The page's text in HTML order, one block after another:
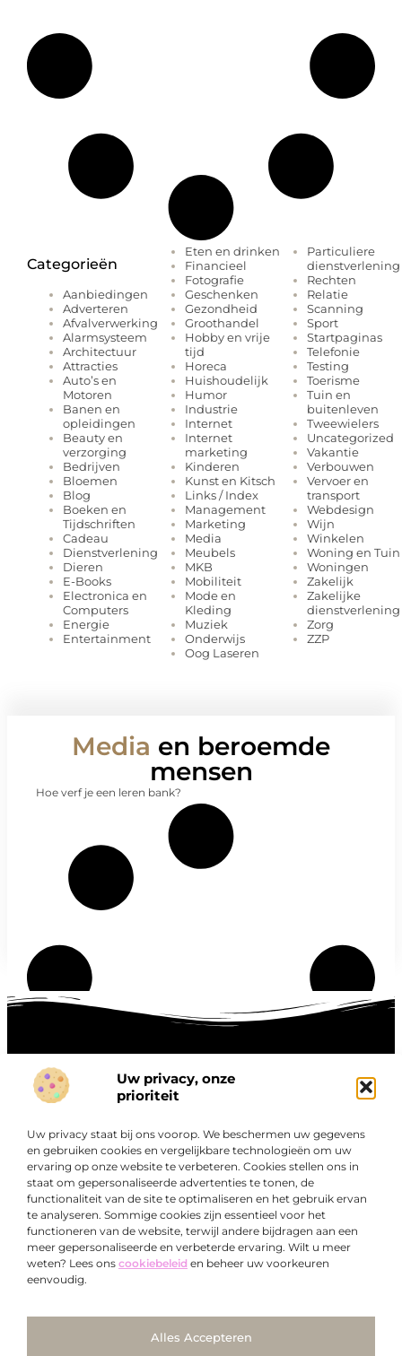
Uw privacy, onze
prioriteit
Uw privacy staat bij ons voorop. We beschermen uw gegevens
en gebruiken cookies en vergelijkbare technologieën om uw
ervaring op onze website te verbeteren. Cookies stellen ons in
staat om gepersonaliseerde advertenties te tonen, de
functionaliteit van de site te optimaliseren en het gebruik ervan
te analyseren. Sommige cookies zijn essentieel voor het
functioneren van de website, terwijl andere bijdragen aan een
meer gepersonaliseerde en verbeterde ervaring. Wilt u meer
weten? Lees ons cookiebeleid en beheer uw voorkeuren
eenvoudig.
Alles Accepteren
Categorieën
Aanbiedingen
Adverteren
Afvalverwerking
Alarmsysteem
Architectuur
Attracties
Auto’s en
Motoren
Banen en
opleidingen
Beauty en
verzorging
Bedrijven
Bloemen
Blog
Boeken en
Tijdschriften
Cadeau
Dienstverlening
Dieren
E-Books
Electronica en
Computers
Energie
Entertainment
Eten en drinken
Financieel
Fotografie
Geschenken
Gezondheid
Groothandel
Hobby en vrije
tijd
Horeca
Huishoudelijk
Humor
Industrie
Internet
Internet
marketing
Kinderen
Kunst en Kitsch
Links / Index
Management
Marketing
Media
Meubels
MKB
Mobiliteit
Mode en
Kleding
Muziek
Onderwijs
Oog Laseren
Particuliere
dienstverlening
Rechten
Relatie
Scanning
Sport
Startpaginas
Telefonie
Testing
Toerisme
Tuin en
buitenleven
Tweewielers
Uncategorized
Vakantie
Verbouwen
Vervoer en
transport
Webdesign
Wijn
Winkelen
Woning en Tuin
Woningen
Zakelijk
Zakelijke
dienstverlening
Zorg
ZZP
Media en beroemde
mensen
Hoe verf je een leren bank?
Over
Bedrijf
“Ontdek een wereld van boeiende blogs en artikelen die
je zowel inspireren als informeren.”
Bij Exclusiefbedrijf.nl draait alles om het leveren van
kwalitatieve inzichten en verhalen die jouw dagelijks leven
verrijken en je uitdagen om verder te denken.
Onze informatie